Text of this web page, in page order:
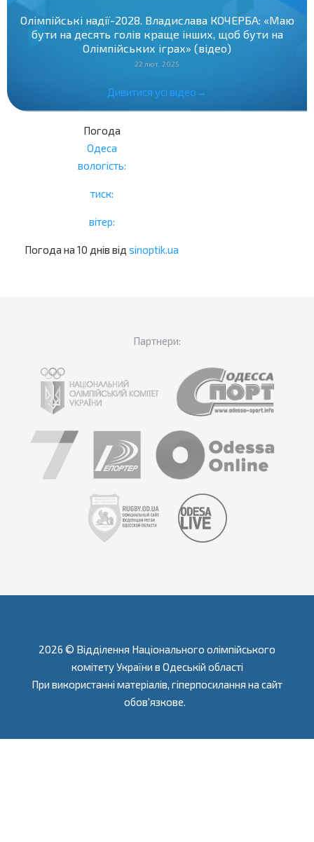
Олімпійські надії-2028. Владислава КОЧЕРБА: «Маю
бути на десять голів краще інших, щоб бути на
Олімпійських іграх» (відео)
22 лют. 2025
Дивитися усі відео→
Погода
Одеса
вологість:
тиск:
вітер:
Погода на 10 днів від sinoptik.ua
Партнери:
2026 © Відділення Національного олімпійського
комітету України в Одеській області
При використанні матеріалів, гіперпосилання на сайт
обов'язкове.